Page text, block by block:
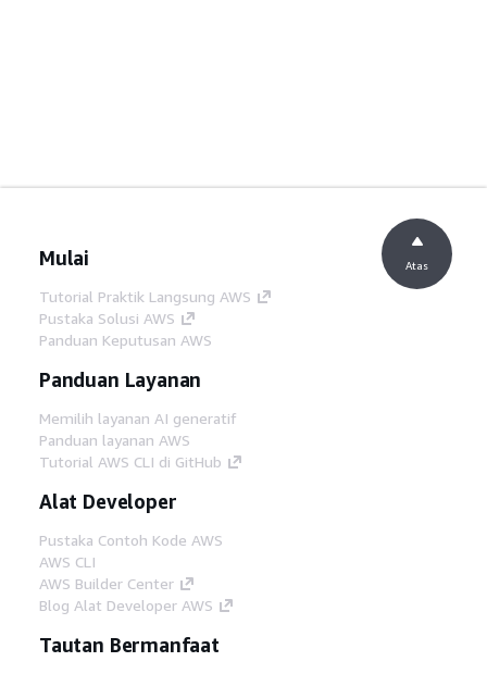
Mulai
Tutorial Praktik Langsung AWS
Pustaka Solusi AWS
Panduan Keputusan AWS
Panduan Layanan
Memilih layanan AI generatif
Panduan layanan AWS
Tutorial AWS CLI di GitHub
Alat Developer
Pustaka Contoh Kode AWS
AWS CLI
AWS Builder Center
Blog Alat Developer AWS
Tautan Bermanfaat
Atas